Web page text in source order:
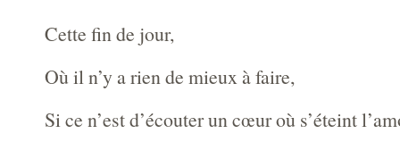
Cette fin de jour,
Où il n’y a rien de mieux à faire,
Si ce n’est d’écouter un cœur où s’éteint